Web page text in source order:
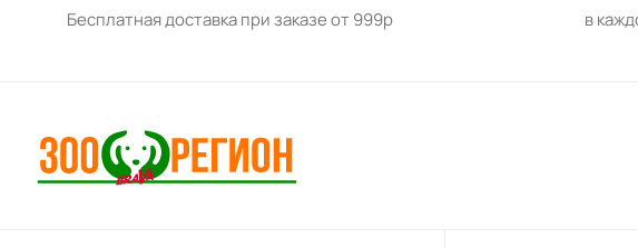
Бесплатная доставка при заказе от 999р в